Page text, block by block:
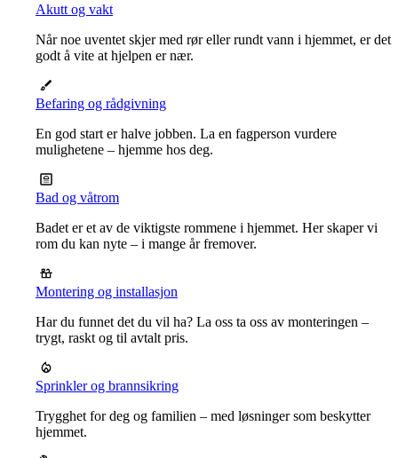
Akutt og vakt
Når noe uventet skjer med rør eller rundt vann i hjemmet, er det
godt å vite at hjelpen er nær.
Befaring og rådgivning
En god start er halve jobben. La en fagperson vurdere
mulighetene – hjemme hos deg.
Bad og våtrom
Badet er et av de viktigste rommene i hjemmet. Her skaper vi
rom du kan nyte – i mange år fremover.
Montering og installasjon
Har du funnet det du vil ha? La oss ta oss av monteringen –
trygt, raskt og til avtalt pris.
Sprinkler og brannsikring
Trygghet for deg og familien – med løsninger som beskytter
hjemmet.